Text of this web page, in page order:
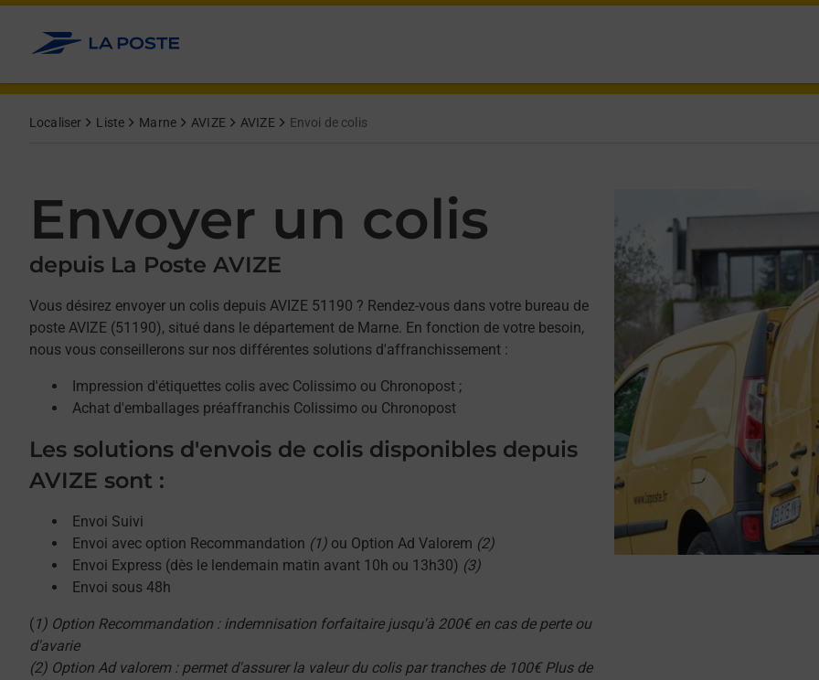
Allez au contenu
Localiser Liste Marne AVIZE AVIZE Envoi de colis
Envoyer un colis
depuis La Poste AVIZE
Vous désirez envoyer un colis depuis AVIZE 51190 ? Rendez-vous dans votre bureau de
poste AVIZE (51190), situé dans le département de Marne. En fonction de votre besoin,
nous vous conseillerons sur nos différentes solutions d'affranchissement :
Impression d'étiquettes colis avec Colissimo ou Chronopost ;
Achat d'emballages préaffranchis Colissimo ou Chronopost
Les solutions d'envois de colis disponibles depuis
AVIZE sont :
Envoi Suivi
Envoi avec option Recommandation (1) ou Option Ad Valorem (2)
Envoi Express (dès le lendemain matin avant 10h ou 13h30) (3)
Envoi sous 48h
( 1) Option Recommandation : indemnisation forfaitaire jusqu'à 200€ en cas de perte ou
d'avarie
(2) Option Ad valorem : permet d'assurer la valeur du colis par tranches de 100€ Plus de
Afficher ou masquer la réponse
Afficher ou masquer la réponse
Afficher ou masquer la réponse